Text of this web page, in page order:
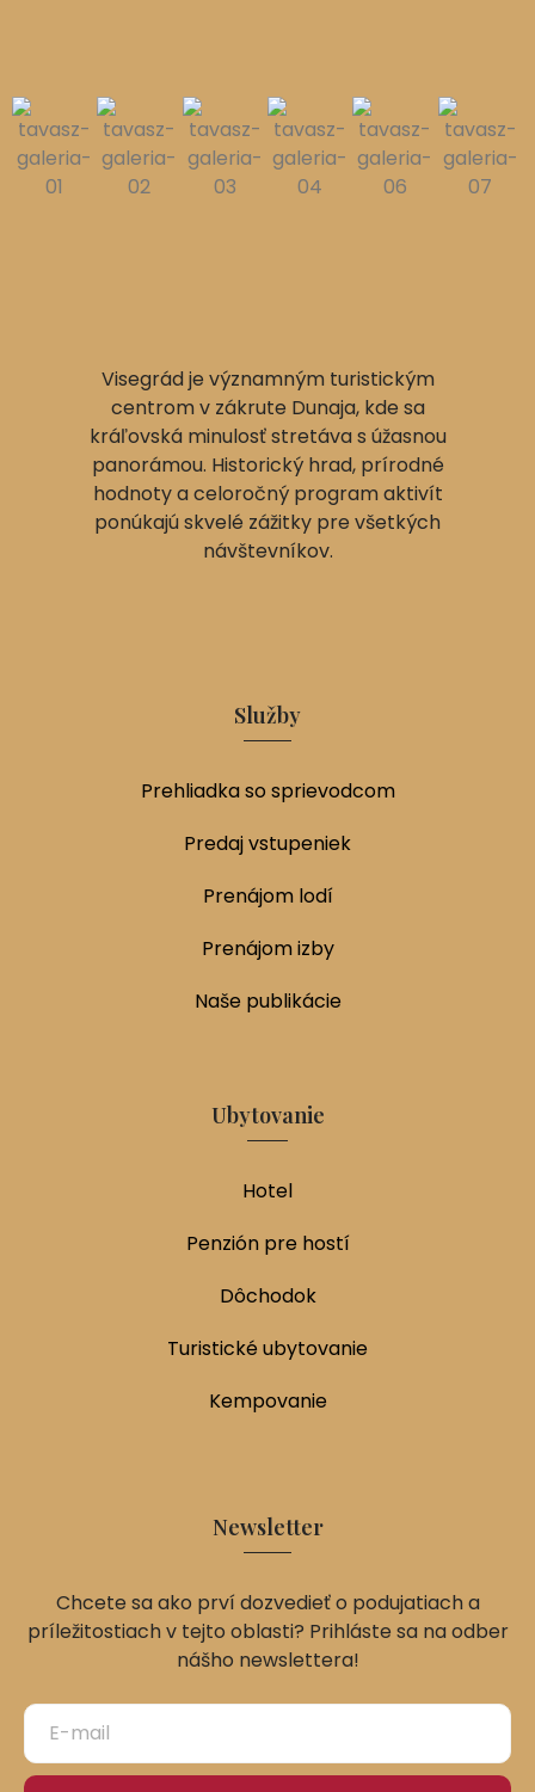
Visegrád je významným turistickým
centrom v zákrute Dunaja, kde sa
kráľovská minulosť stretáva s úžasnou
panorámou. Historický hrad, prírodné
hodnoty a celoročný program aktivít
ponúkajú skvelé zážitky pre všetkých
návštevníkov.
Služby
Prehliadka so sprievodcom
Predaj vstupeniek
Prenájom lodí
Prenájom izby
Naše publikácie
Ubytovanie
Hotel
Penzión pre hostí
Dôchodok
Turistické ubytovanie
Kempovanie
Newsletter
Chcete sa ako prví dozvedieť o podujatiach a
príležitostiach v tejto oblasti? Prihláste sa na odber
nášho newslettera!